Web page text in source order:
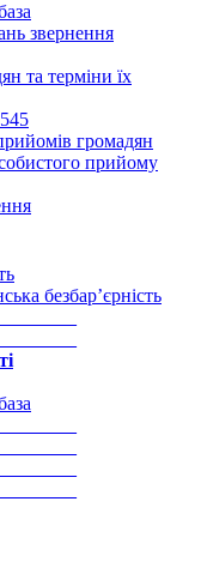
звернення
та терміни їх
громадян
прийому
безбар’єрність